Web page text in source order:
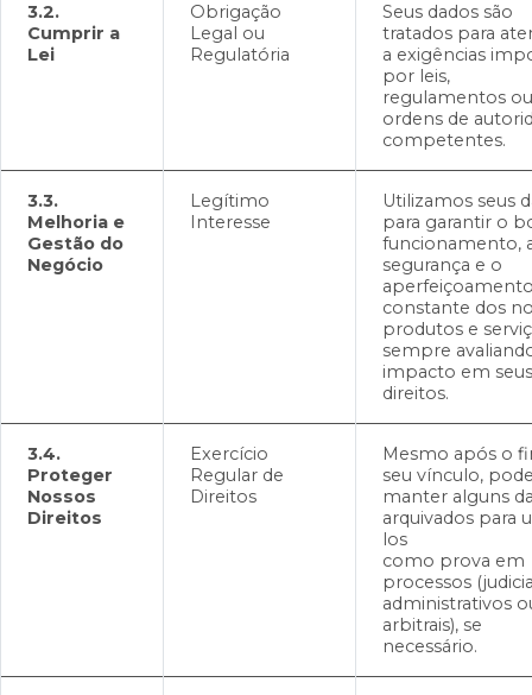
3.2.
Cumprir a
Lei
Obrigação
Legal ou
Regulatória
Seus dados são
tratados para
a exigências
por leis,
regulamentos
ordens de
competentes.
3.3.
Melhoria e
Gestão do
Negócio
Legítimo
Interesse
Utilizamos seus
para garantir o
funcionamento,
segurança e o
constante dos
produtos e
sempre
impacto em
direitos.
3.4.
Proteger
Nossos
Direitos
Exercício
Regular de
Direitos
Mesmo após o
seu vínculo,
manter alguns
arquivados para
los
como prova em
processos
administrativos
arbitrais), se
necessário.